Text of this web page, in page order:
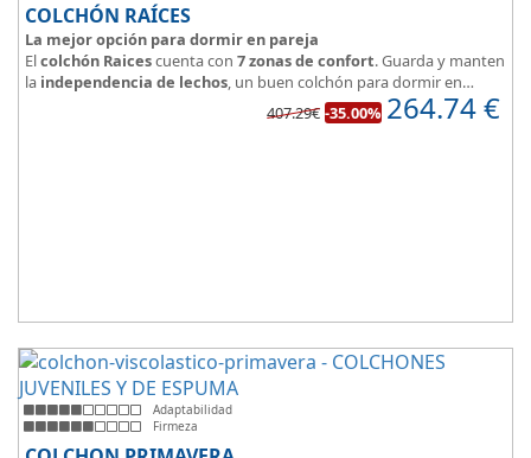
COLCHÓN RAÍCES
La mejor opción para dormir en pareja
Elcolchón Raicescuenta con 7 zonas de confort. Guarda y manten
la independencia de lechos, un buen colchón para dormir en
Las personas calurosas agradecerán su tejido 3D y la gran
407.29€ -35.00% 264.74€
Adaptabilidad
Firmeza